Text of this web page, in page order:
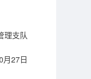
理支队
月27日